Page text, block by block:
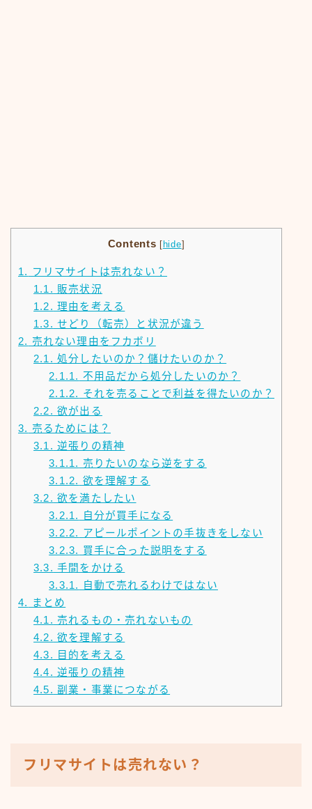
Contents [ hide]
1.
フリマサイトは売れない？
1.1. 販売状況
1.2. 理由を考える
1.3. せどり（転売）と状況が違う
2. 売れない理由をフカボリ
2.1. 処分したいのか？儲けたいのか？
2.1.1. 不用品だから処分したいのか？
2.1.2. それを売ることで利益を得たいのか？
2.2. 欲が出る
3. 売るためには？
3.1. 逆張りの精神
3.1.1. 売りたいのなら逆をする
3.1.2. 欲を理解する
3.2. 欲を満たしたい
3.2.1.
自分が買手になる
3.2.2. アピールポイントの手抜きをしない
3.2.3. 買手に合った説明をする
3.3. 手間をかける
3.3.1.
自動で売れるわけではない
4.
まとめ
4.1. 売れるもの・売れないもの
4.2. 欲を理解する
4.3.
目的を考える
4.4. 逆張りの精神
4.5. 副業・事業につながる
フリマサイトは売れない？